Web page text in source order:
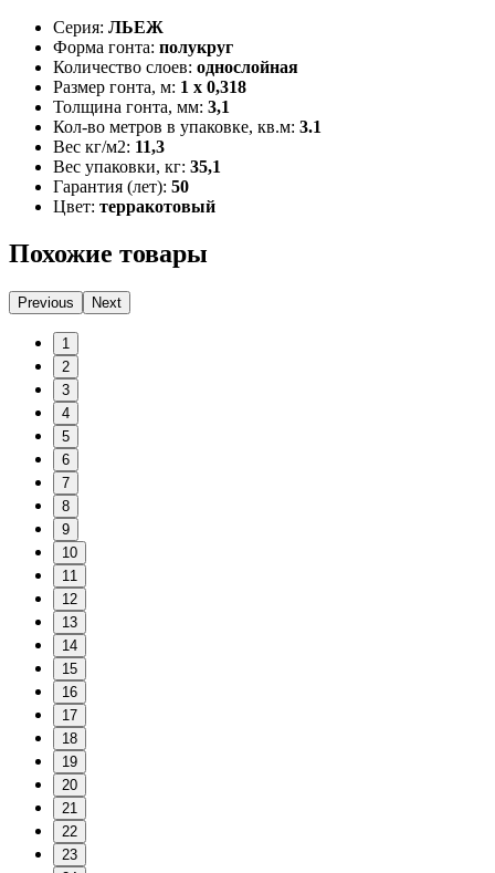
Серия: ЛЬЕЖ
Форма гонта: полукруг
Количество слоев: однослойная
Размер гонта, м: 1 x 0,318
Толщина гонта, мм: 3,1
Кол-во метров в упаковке, кв.м: 3.1
Вес кг/м2: 11,3
Вес упаковки, кг: 35,1
Гарантия (лет): 50
Цвет: терракотовый
Похожие товары
Previous Next
1
2
3
4
5
6
7
8
9
10
11
12
13
14
15
16
17
18
19
20
21
22
23